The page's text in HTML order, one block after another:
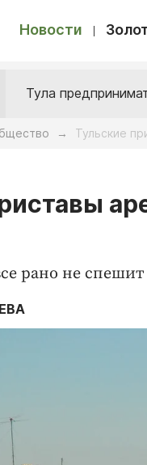
Новости
Тула
→ Тульские
рано не